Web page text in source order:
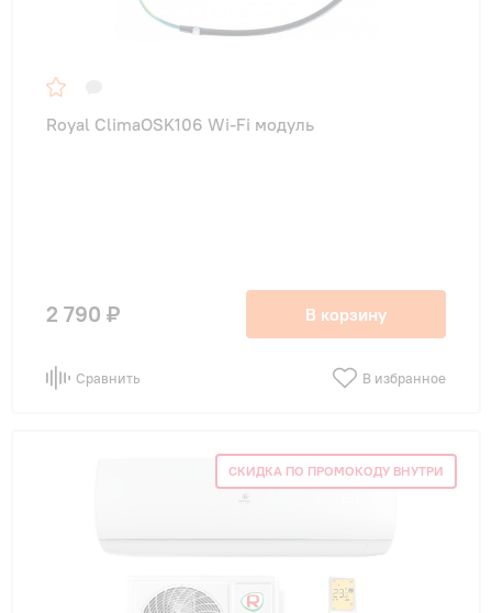
Royal ClimaOSK106 Wi-Fi модуль
2 790 ₽ В корзину
Сравнить В избранное
СКИДКА ПО ПРОМОКОДУ ВНУТРИ